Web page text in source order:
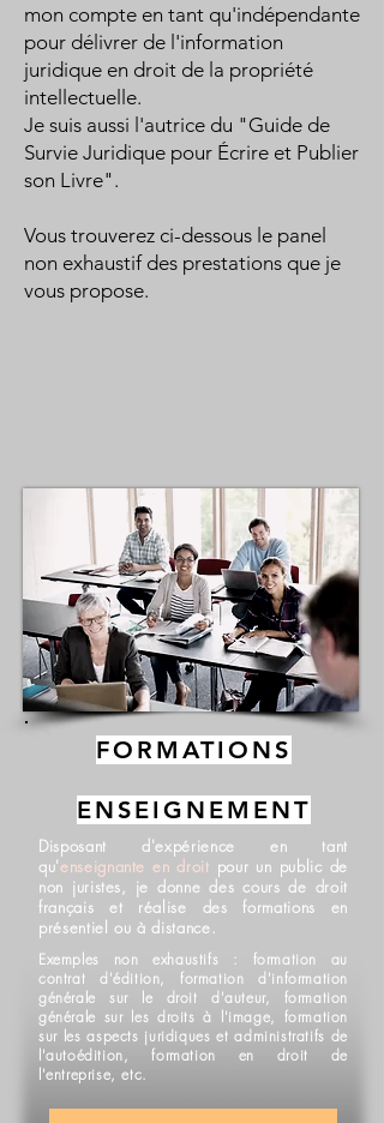
mon compte en tant qu'indépendante
pour délivrer de l'information
juridique en droit de la propriété
intellectuelle.
Je suis aussi l'autrice du " Guide de
Survie Juridique pour Écrire et Publier
son Livre".
Vous trouverez ci-dessous le panel
non exhaustif des prestations que je
vous propose.
FORMATIONS
ENSEIGNEMENT
Disposant d'expérience en tant
qu'enseignante en droit pour un public de
non juristes, je donne des cours de droit
français et réalise des formations en
présentiel ou à distance.
Exemples non exhaustifs : formation au
contrat d'édition, formation d'information
générale sur le droit d'auteur, formation
générale sur les droits à l'image, formation
sur les aspects juridiques et administratifs de
l'autoédition, formation en droit de
l'entreprise, etc.